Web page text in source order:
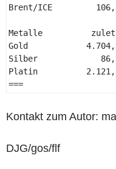
Brent/ICE
Metalle
Gold
Silber
Platin
===
Kontakt zum Autor:
DJG/gos/flf